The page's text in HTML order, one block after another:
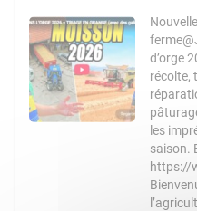
d’orge
récolte,
les
saison.
https://